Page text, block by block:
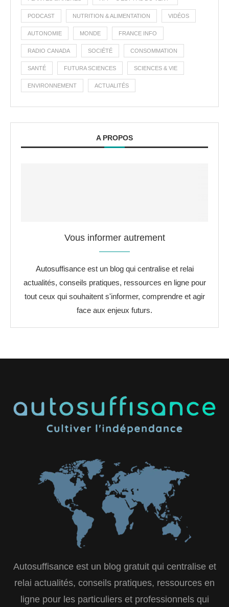
PODCAST NUTRITION & ALIMENTATION VIDÉOS
AUTONOMIE MONDE FRANCE INFO
RADIO CANADA SOCIÉTÉ CONSOMMATION
SANTÉ FUTURA SCIENCES SCIENCES & VIE
ENVIRONNEMENT ACTUALITÉS
A PROPOS
Vous informer autrement
Autosuffisance est un blog qui centralise et relai
actualités, conseils pratiques, ressources en ligne pour
tout ceux qui souhaitent s'informer, comprendre et agir
face aux enjeux futurs.
Autosuffisance est un blog gratuit qui centralise et
relai actualités, conseils pratiques, ressources en
ligne pour les particuliers et professionnels qui